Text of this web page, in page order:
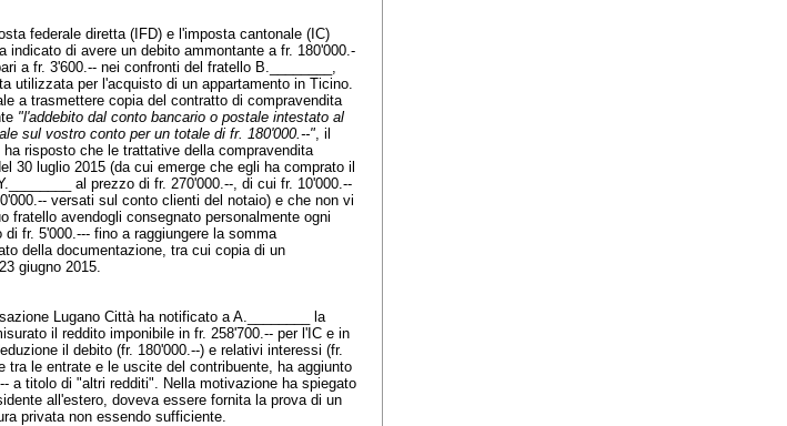
federale diretta (IFD) e l'imposta cantonale (IC)
indicato di avere un debito ammontante a fr. 180'000.-
a fr. 3'600.-- nei confronti del fratello B.________,
utilizzata per l'acquisto di un appartamento in Ticino.
a trasmettere copia del contratto di compravendita
"l'addebito dal conto bancario o postale intestato al
sul vostro conto per un totale di fr. 180'000.--", il
risposto che le trattative della compravendita
30 luglio 2015 (da cui emerge che egli ha comprato il
al prezzo di fr. 270'000.--, di cui fr. 10'000.--
versati sul conto clienti del notaio) e che non vi
fratello avendogli consegnato personalmente ogni
fr. 5'000.--- fino a raggiungere la somma
della documentazione, tra cui copia di un
giugno 2015.
Lugano Città ha notificato a A.________ la
il reddito imponibile in fr. 258'700.-- per l'IC e in
il debito (fr. 180'000.--) e relativi interessi (fr.
tra le entrate e le uscite del contribuente, ha aggiunto
a titolo di "altri redditi". Nella motivazione ha spiegato
all'estero, doveva essere fornita la prova di un
privata non essendo sufficiente.